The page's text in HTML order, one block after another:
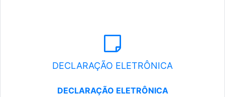
DECLARAÇÃO ELETRÔNICA
DECLARAÇÃO ELETRÔNICA